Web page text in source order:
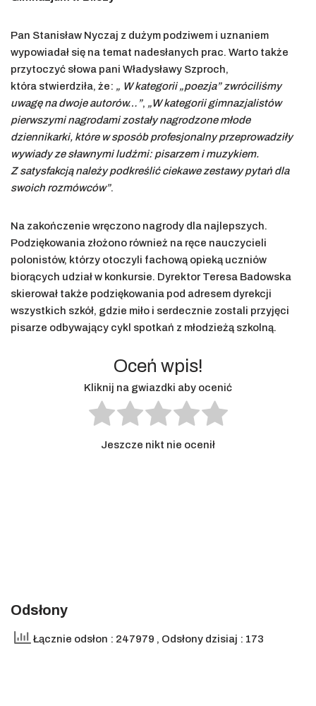
Pan Stanisław Nyczaj z dużym podziwem i uznaniem
wypowiadał się na temat nadesłanych prac. Warto także
przytoczyć słowa pani Władysławy Szproch,
która stwierdziła, że: „ W kategorii „poezja” zwróciliśmy
uwagę na dwoje autorów…”, „W kategorii gimnazjalistów
pierwszymi nagrodami zostały nagrodzone młode
dziennikarki, które w sposób profesjonalny przeprowadziły
wywiady ze sławnymi ludźmi: pisarzem i muzykiem.
Z satysfakcją należy podkreślić ciekawe zestawy pytań dla
swoich rozmówców”.
Na zakończenie wręczono nagrody dla najlepszych.
Podziękowania złożono również na ręce nauczycieli
polonistów, którzy otoczyli fachową opieką uczniów
biorących udział w konkursie. Dyrektor Teresa Badowska
skierował także podziękowania pod adresem dyrekcji
wszystkich szkół, gdzie miło i serdecznie zostali przyjęci
pisarze odbywający cykl spotkań z młodzieżą szkolną.
Oceń wpis!
Kliknij na gwiazdki aby ocenić
Jeszcze nikt nie ocenił
Odsłony
Łącznie odsłon : 247979 , Odsłony dzisiaj : 173